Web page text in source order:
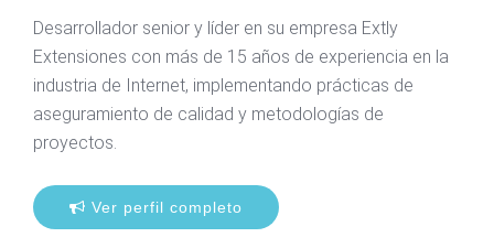
Desarrollador senior y líder en su empresa Extly
Extensiones con más de 15 años de experiencia en la
industria de Internet, implementando prácticas de
aseguramiento de calidad y metodologías de
proyectos.
Ver perfil completo